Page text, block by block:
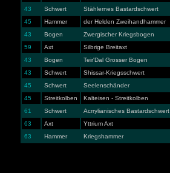
43 Schwert Stählernes Bastardschwert
45
Hammer der Helden Zweihandhammer
43
Bogen Zwergischer Kriegsbogen
59
Axt Silbrige Breitaxt
43
Bogen Teir'Dal Grosser Bogen
43
Schwert Shissar-Kriegsschwert
45
Schwert Seelenschänder
45
Streitkolben Kalteisen - Streitkolben
61
Schwert Acrrylianisches Bastardschwert
63
Axt Yttrium Axt
63
Hammer Kriegshammer